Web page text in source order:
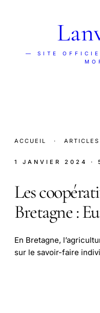
— SITE
ACCUEIL · ARTICLES
1 JANVIER 2024 ·
Les
Bretagne :
En Bretagne,
sur le savoir-faire